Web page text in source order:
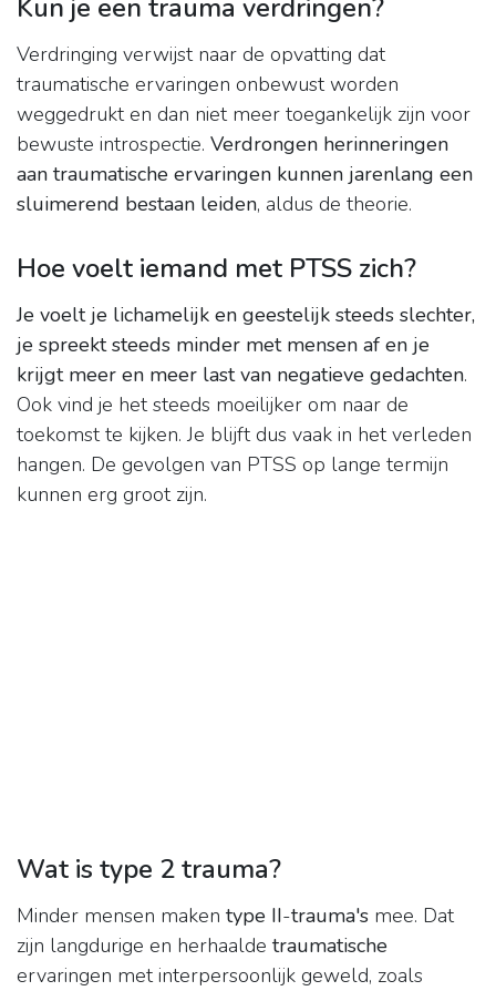
Kun je een trauma verdringen?
Verdringing verwijst naar de opvatting dat
traumatische ervaringen onbewust worden
weggedrukt en dan niet meer toegankelijk zijn voor
bewuste introspectie. Verdrongen herinneringen
aan traumatische ervaringen kunnen jarenlang een
sluimerend bestaan leiden, aldus de theorie.
Hoe voelt iemand met PTSS zich?
Je voelt je lichamelijk en geestelijk steeds slechter,
je spreekt steeds minder met mensen af en je
krijgt meer en meer last van negatieve gedachten.
Ook vind je het steeds moeilijker om naar de
toekomst te kijken. Je blijft dus vaak in het verleden
hangen. De gevolgen van PTSS op lange termijn
kunnen erg groot zijn.
Wat is type 2 trauma?
Minder mensen maken type II-trauma's mee. Dat
zijn langdurige en herhaalde traumatische
ervaringen met interpersoonlijk geweld, zoals